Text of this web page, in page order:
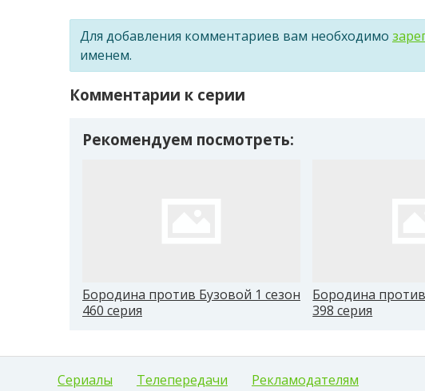
Для добавления комментариев вам необходимо
именем.
Комментарии к серии
Рекомендуем посмотреть:
Бородина против Бузовой 1 сезон
460 серия
Бородина
398 серия
Сериалы Телепередачи Рекламодателям